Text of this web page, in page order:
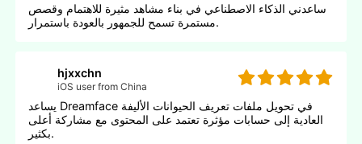
ساعدني الذكاء الاصطناعي في بناء مشاهد مثيرة للاهتمام وقصص
مستمرة تسمح للجمهور بالعودة باستمرار.
hjxxchn
iOS user from China
يساعد Dreamface في تحويل ملفات تعريف الحيوانات الأليفة
العادية إلى حسابات مؤثرة تعتمد على المحتوى مع مشاركة أعلى
بكثير.